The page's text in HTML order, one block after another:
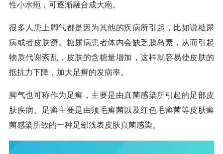
性小水疱，可逐渐融合成大疱。
很多人患上脚气都是因为其他的疾病所引起，比如说糖尿
病或者皮肤癣。糖尿病患者体内会缺乏胰岛素，从而引起
物质代谢紊乱，皮肤的含糖量增加，这样就容易使皮肤的
抵抗力下降，加大足癣的发病率。
脚气也可称作为足癣，主要是由真菌感染所引起的足部皮
肤疾病。足癣主要是由须毛癣菌以及红色毛癣菌等皮肤癣
菌感染所致的一种足部浅表皮肤真菌感染。